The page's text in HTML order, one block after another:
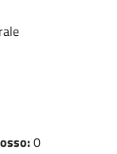
0